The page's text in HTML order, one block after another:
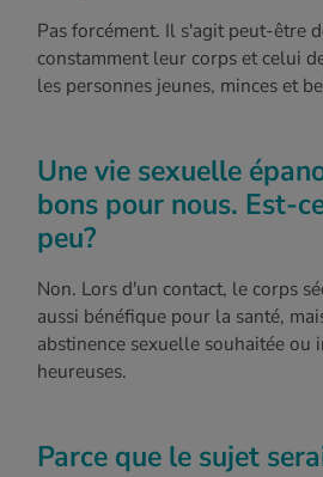
Pas forcément. Il s'agit peut-être
constamment leur corps et celui
les personnes jeunes, minces et
Une vie sexuelle
bons pour nous. Est-
peu?
Non. Lors d'un contact, le corps
aussi bénéfique pour la santé,
abstinence sexuelle souhaitée ou
heureuses.
Parce que le sujet